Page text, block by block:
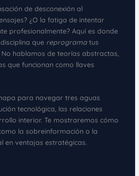
de desconexión al
¿O la fatiga de intentar
profesionalmente? Aquí es donde
que reprogramatus
hablamos de teorías abstractas,
que funcionan como llaves
para navegar tres aguas
tecnológica, las relaciones
interior. Te mostraremos cómo
la sobreinformación o la
en ventajas estratégicas.